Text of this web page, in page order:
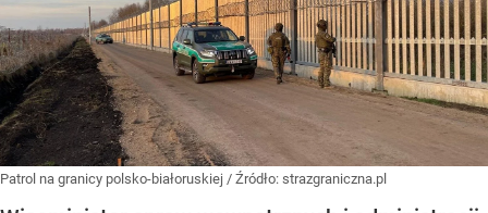
Patrol na granicy polsko-białoruskiej / Źródło: strazgraniczna.pl